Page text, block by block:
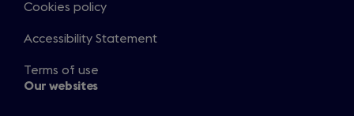
Cookies policy
Accessibility Statement
Terms of use
Our websites